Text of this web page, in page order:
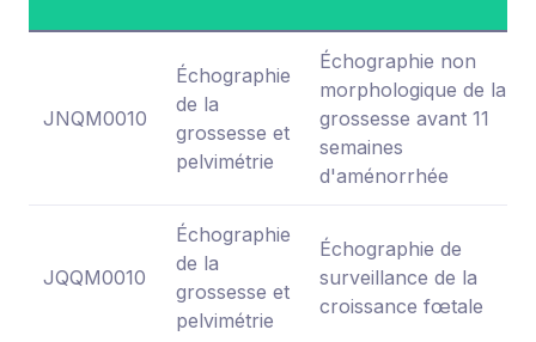
JNQM0010
Échographie
de la
grossesse et
pelvimétrie
Échographie non
morphologique de la
grossesse avant 11
semaines
d'aménorrhée
JQQM0010
Échographie
de la
grossesse et
pelvimétrie
Échographie de
surveillance de la
croissance fœtale